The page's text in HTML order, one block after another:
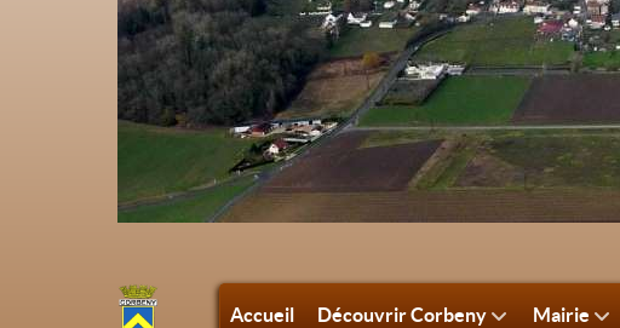
Accueil Découvrir Corbeny Mairie